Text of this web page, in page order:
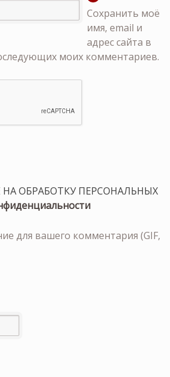
Сохранить моё
имя, email и
адрес сайта в
моих комментариев.
ОБРАБОТКУ ПЕРСОНАЛЬНЫХ
для вашего комментария (GIF,